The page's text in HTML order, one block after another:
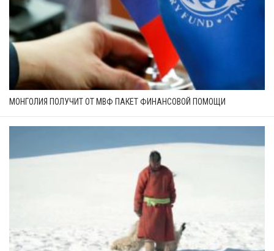
МОНГОЛИЯ ПОЛУЧИТ ОТ МВФ ПАКЕТ ФИНАНСОВОЙ ПОМОЩИ